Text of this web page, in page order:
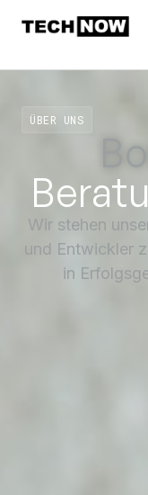
ÜBER UNS
Wir stehen
und Entwickler
in